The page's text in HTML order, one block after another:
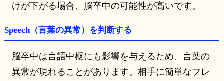
けが下がる場合、脳卒中の可能性が高いです。
Speech（言葉の異常）を判断する
脳卒中は言語中枢にも影響を与えるため、言葉の
異常が現れることがあります。相手に簡単なフレ